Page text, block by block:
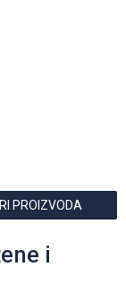
PROIZVODA
i